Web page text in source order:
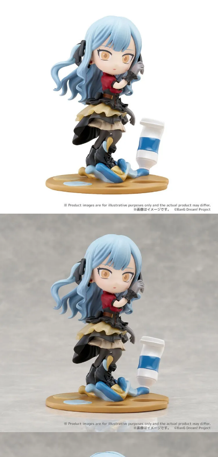
1.本服務係由「台灣大哥大股份有限公司」（以下簡稱本公司）所提供，讓
用戶於交易時，得透過本服務購買商品或服務，並由商店將買賣／分期付款
買賣價金債權讓與本公司後，依約使用本公司帳單繳交帳款。
2.基於同意付款使用「大哥付你分期」之契約關係目的，商店將以您的個人
資料（包含姓名、電話或地址）提供予台灣大哥大進項蒐集、處理及利用，
由本公司與您本人進行分期帳單所需資料之確認、核對及更正。
3.完整用戶服務條款，請詳閱以下連結：https://oppay.tw/userRule
每筆NT$90，滿NT$3,000(含以上)免運費
每筆NT$120，滿NT$3,000(含以上)免運費
預購-宅配(離島)(舊)
每筆NT$160，滿NT$3,000(含以上)免運費
東海門市自取，需自備購物袋取貨唷。